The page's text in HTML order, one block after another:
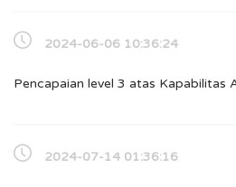
2024-06-06 10:36:24
Pencapaian level 3 atas Kapabilitas
2024-07-14 01:36:16